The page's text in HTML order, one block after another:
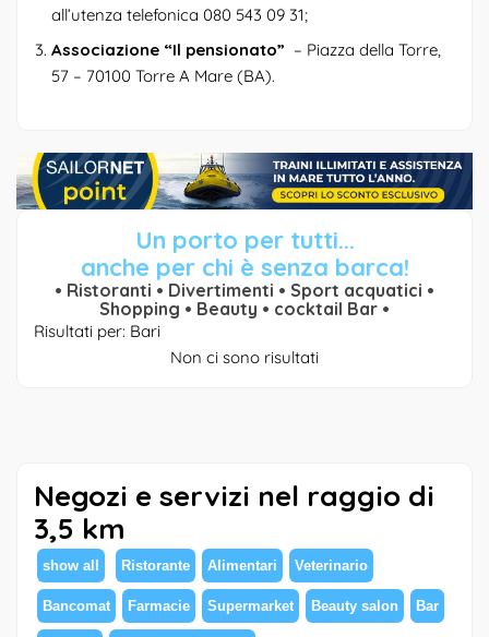
all’utenza telefonica 080 543 09 31;
Associazione “Il pensionato” – Piazza della Torre,
57 – 70100 Torre A Mare (BA).
Un porto per tutti...
anche per chi è senza barca!
• Ristoranti • Divertimenti • Sport acquatici •
Shopping • Beauty • cocktail Bar •
Risultati per: Bari
Non ci sono risultati
Negozi e servizi nel raggio di
3,5 km
show all Ristorante Alimentari Veterinario
Bancomat Farmacie Supermarket Beauty salon Bar